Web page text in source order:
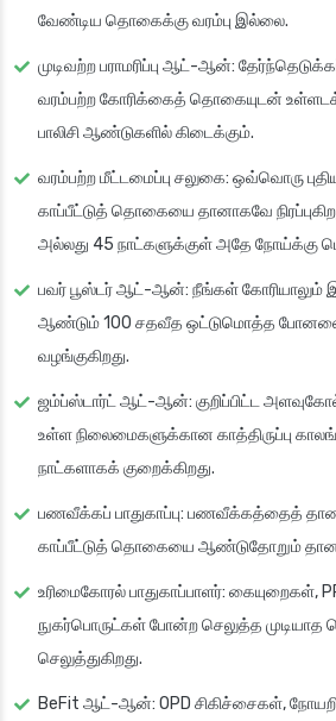
வேண்டிய தொகைக்கு வரம்பு இல்லை.
முடிவற்ற பராமரிப்பு ஆட்-ஆன்:
வரம்பற்ற கோரிக்கைத் தொகையுடன்
பாலிசி ஆண்டுகளில் கிடைக்கும்.
வரம்பற்ற மீட்டமைப்பு சலுகை: ஒவ்வொரு
காப்பீட்டுத் தொகையை தானாகவே
அல்லது 45 நாட்களுக்குள் அதே நோய்க்கு
பவர் பூஸ்டர் ஆட்-ஆன்: நீங்கள் கோரியாலும்
ஆண்டும் 100 சதவீத ஒட்டுமொத்த
வழங்குகிறது.
ஜம்ப்ஸ்டார்ட் ஆட்-ஆன்: குறிப்பிட்ட
உள்ள நிலைமைகளுக்கான காத்திருப்பு
நாட்களாகக் குறைக்கிறது.
பணவீக்கப் பாதுகாப்பு: பணவீக்கத்தைத்
காப்பீட்டுத் தொகையை ஆண்டுதோறும்
உரிமைகோரல் பாதுகாப்பாளர்: கையுறைகள்,
நுகர்பொருட்கள் போன்ற செலுத்த முடியாத
செலுத்துகிறது.
BeFit ஆட்-ஆன்: OPD சிகிச்சைகள்,